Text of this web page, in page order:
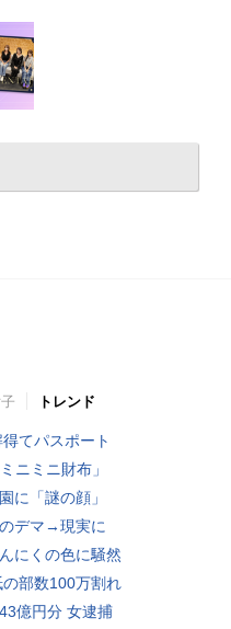
トレンド
てパスポート
ニミニ財布」
に「謎の顔」
のデマ→現実に
にくの色に騒然
部数100万割れ
億円分 女逮捕